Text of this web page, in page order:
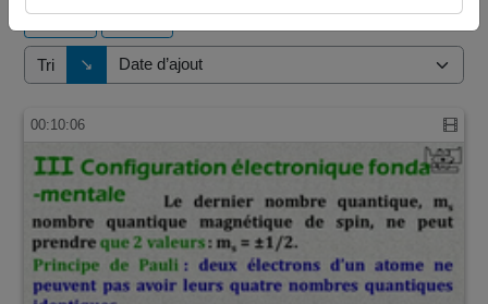
Tri ↘
Direction de tri
00:10:06